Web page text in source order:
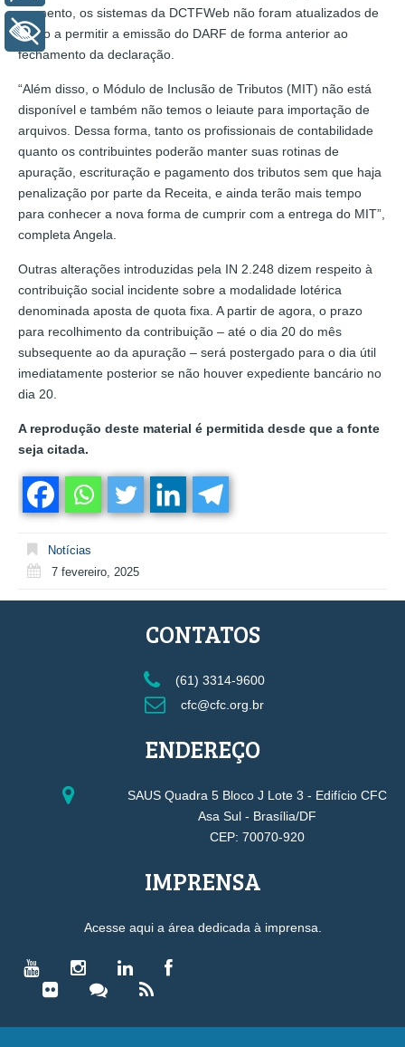
momento, os sistemas da DCTFWeb não foram atualizados de
modo a permitir a emissão do DARF de forma anterior ao
fechamento da declaração.
“Além disso, o Módulo de Inclusão de Tributos (MIT) não está
disponível e também não temos o leiaute para importação de
arquivos. Dessa forma, tanto os profissionais de contabilidade
quanto os contribuintes poderão manter suas rotinas de
apuração, escrituração e pagamento dos tributos sem que haja
penalização por parte da Receita, e ainda terão mais tempo
para conhecer a nova forma de cumprir com a entrega do MIT”,
completa Angela.
Outras alterações introduzidas pela IN 2.248 dizem respeito à
contribuição social incidente sobre a modalidade lotérica
denominada aposta de quota fixa. A partir de agora, o prazo
para recolhimento da contribuição – até o dia 20 do mês
subsequente ao da apuração – será postergado para o dia útil
imediatamente posterior se não houver expediente bancário no
dia 20.
A reprodução deste material é permitida desde que a fonte
seja citada.
Notícias
7 fevereiro, 2025
CONTATOS
(61) 3314-9600
cfc@cfc.org.br
ENDEREÇO
SAUS Quadra 5 Bloco J Lote 3 - Edifício CFC
Asa Sul - Brasília/DF
CEP: 70070-920
IMPRENSA
Acesse aqui a área dedicada à imprensa.
+ Acessibilidade